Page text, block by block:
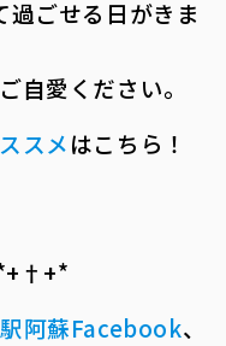
ごせる日がきま
自愛ください。
スメはこちら！
阿蘇Facebook、